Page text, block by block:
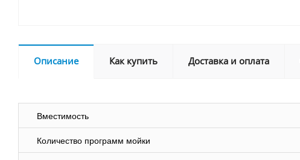
Описание Как купить Доставка и оплата
Вместимость
Количество программ мойки